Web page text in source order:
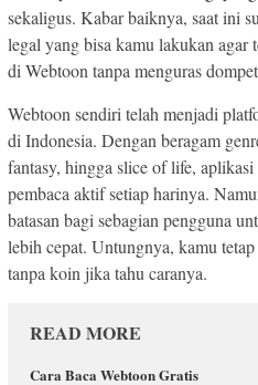
sekaligus. Kabar baiknya, saat ini
legal yang bisa kamu lakukan agar
di Webtoon tanpa menguras
Webtoon sendiri telah menjadi
di Indonesia. Dengan beragam
fantasy, hingga slice of life,
pembaca aktif setiap harinya.
batasan bagi sebagian pengguna
lebih cepat. Untungnya, kamu
tanpa koin jika tahu caranya.
READ MORE
Cara Baca Webtoon Gratis